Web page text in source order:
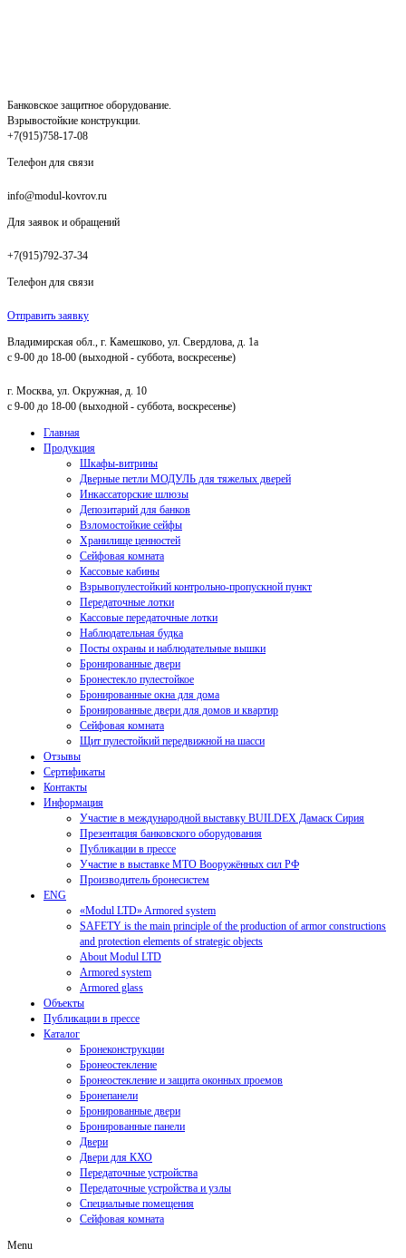
Банковское защитное оборудование.
Взрывостойкие конструкции.
+7(915)758-17-08
Телефон для связи
info@modul-kovrov.ru
Для заявок и обращений
+7(915)792-37-34
Телефон для связи
Отправить заявку
Владимирская обл., г. Камешково, ул. Свердлова, д. 1а
с 9-00 до 18-00 (выходной - суббота, воскресенье)
г. Москва, ул. Окружная, д. 10
с 9-00 до 18-00 (выходной - суббота, воскресенье)
Главная
Продукция
Шкафы-витрины
Дверные петли МОДУЛЬ для тяжелых дверей
Инкассаторские шлюзы
Депозитарий для банков
Взломостойкие сейфы
Хранилище ценностей
Сейфовая комната
Кассовые кабины
Взрывопулестойкий контрольно-пропускной пункт
Передаточные лотки
Кассовые передаточные лотки
Наблюдательная будка
Посты охраны и наблюдательные вышки
Бронированные двери
Бронестекло пулестойкое
Бронированные окна для дома
Бронированные двери для домов и квартир
Сейфовая комната
Щит пулестойкий передвижной на шасси
Отзывы
Сертификаты
Контакты
Информация
Участие в международной выставку BUILDEX Дамаск Сирия
Презентация банковского оборудования
Публикации в прессе
Участие в выставке МТО Вооружённых сил РФ
Производитель бронесистем
ENG
«Modul LTD» Armored system
SAFETY is the main principle of the production of armor constructions
and protection elements of strategic objects
About Modul LTD
Armored system
Armored glass
Объекты
Публикации в прессе
Каталог
Бронеконструкции
Бронеостекление
Бронеостекление и защита оконных проемов
Бронепанели
Бронированные двери
Бронированные панели
Двери
Двери для КХО
Передаточные устройства
Передаточные устройства и узлы
Специальные помещения
Сейфовая комната
Menu